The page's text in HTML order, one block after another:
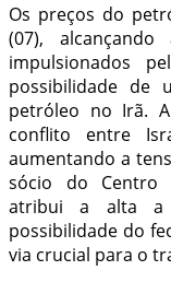
Os preços do
(07),
impulsionados
possibilidade de
petróleo no Irã.
conflito entre
aumentando a
sócio do Centro
atribui a alta a
possibilidade do
via crucial para o